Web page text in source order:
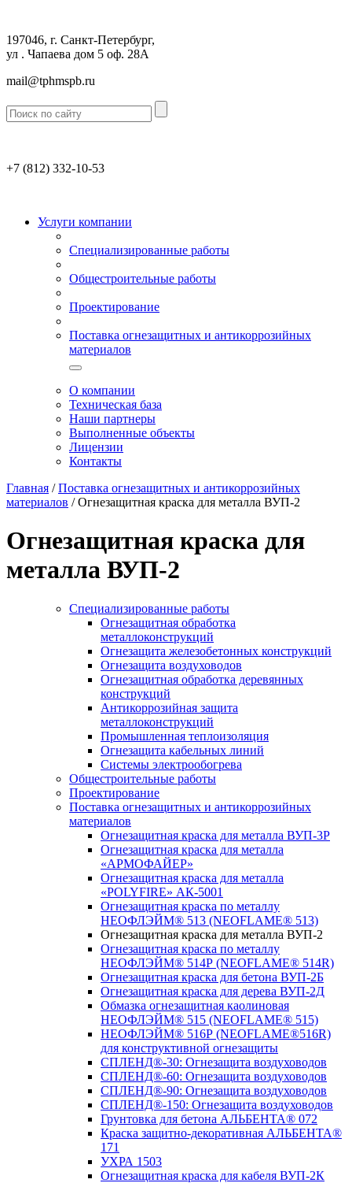
197046, г. Санкт-Петербург,
ул . Чапаева дом 5 оф. 28А
mail@tphmspb.ru
+7 (812) 332-10-53
Услуги компании
Специализированные работы
Общестроительные работы
Проектирование
Поставка огнезащитных и антикоррозийных
материалов
О компании
Техническая база
Наши партнеры
Выполненные объекты
Лицензии
Контакты
Главная /Поставка огнезащитных и антикоррозийных
материалов /Огнезащитная краска для металла ВУП-2
Огнезащитная краска для
металла ВУП-2
Специализированные работы
Огнезащитная обработка
металлоконструкций
Огнезащита железобетонных конструкций
Огнезащита воздуховодов
Огнезащитная обработка деревянных
конструкций
Антикоррозийная защита
металлоконструкций
Промышленная теплоизоляция
Огнезащита кабельных линий
Системы электрообогрева
Общестроительные работы
Проектирование
Поставка огнезащитных и антикоррозийных
материалов
Огнезащитная краска для металла ВУП-3Р
Огнезащитная краска для металла
«АРМОФАЙЕР»
Огнезащитная краска для металла
«POLYFIRE» АК-5001
Огнезащитная краска по металлу
НЕОФЛЭЙМ® 513 (NEOFLAME® 513)
Огнезащитная краска для металла ВУП-2
Огнезащитная краска по металлу
НЕОФЛЭЙМ® 514Р (NEOFLAME® 514R)
Огнезащитная краска для бетона ВУП-2Б
Огнезащитная краска для дерева ВУП-2Д
Обмазка огнезащитная каолиновая
НЕОФЛЭЙМ® 515 (NEOFLAME® 515)
НЕОФЛЭЙМ® 516Р (NEОFLAME®516R)
для конструктивной огнезащиты
СПЛЕНД®-30: Огнезащита воздуховодов
СПЛЕНД®-60: Огнезащита воздуховодов
СПЛЕНД®-90: Огнезащита воздуховодов
СПЛЕНД®-150: Огнезащита воздуховодов
Грунтовка для бетона АЛЬБЕНТА® 072
Краска защитно-декоративная АЛЬБЕНТА®
171
УХРА 1503
Огнезащитная краска для кабеля ВУП-2К